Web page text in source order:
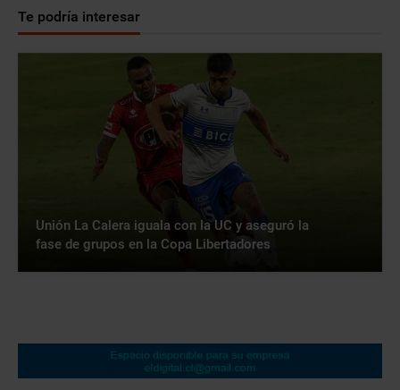
Te podría interesar
Unión La Calera iguala con la UC y aseguró la
fase de grupos en la Copa Libertadores